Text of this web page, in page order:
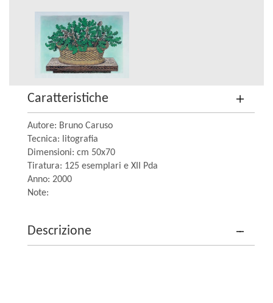
Caratteristiche
Autore: Bruno Caruso
Tecnica: litografia
Dimensioni: cm 50x70
Tiratura: 125 esemplari e XII Pda
Anno: 2000
Note:
Descrizione